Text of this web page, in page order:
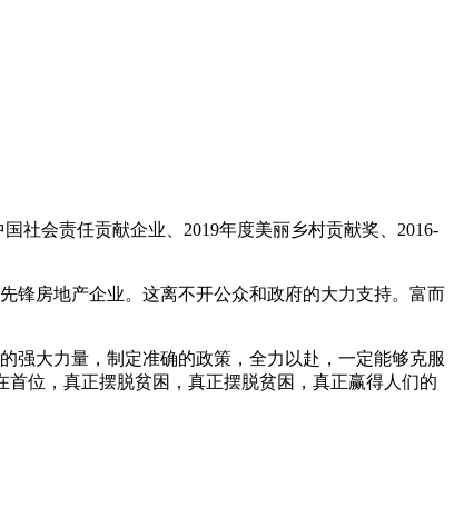
社会责任贡献企业、2019年度美丽乡村贡献奖、2016-
锋房地产企业。这离不开公众和政府的大力支持。富而
强大力量，制定准确的政策，全力以赴，一定能够克服
位，真正摆脱贫困，真正摆脱贫困，真正赢得人们的